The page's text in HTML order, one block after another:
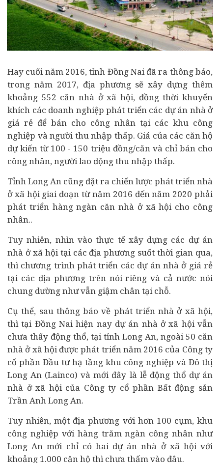
Hay cuối năm 2016, tỉnh Đồng Nai đã ra thông báo,
trong năm 2017, địa phương sẽ xây dựng thêm
khoảng 552 căn nhà ở xã hội, đồng thời khuyến
khích các doanh nghiệp phát triển các dự án nhà ở
giá rẻ để bán cho công nhân tại các khu công
nghiệp và người thu nhập thấp. Giá của các căn hộ
dự kiến từ 100 - 150 triệu đồng/căn và chỉ bán cho
công nhân, người lao động thu nhập thấp.
Tỉnh Long An cũng đặt ra chiến lược phát triển nhà
ở xã hội giai đoạn từ năm 2016 đến năm 2020 phải
phát triển hàng ngàn căn nhà ở xã hội cho công
nhân..
Tuy nhiên, nhìn vào thực tế xây dựng các dự án
nhà ở xã hội tại các địa phương suốt thời gian qua,
thì chương trình phát triển các dự án nhà ở giá rẻ
tại các địa phương trên nói riêng và cả nước nói
chung dường như vẫn giậm chân tại chỗ.
Cụ thể, sau thông báo về phát triển nhà ở xã hội,
thì tại Đồng Nai hiện nay dự án nhà ở xã hội vẫn
chưa thấy động thổ, tại tỉnh Long An, ngoài 50 căn
nhà ở xã hội được phát triển năm 2016 của Công ty
cổ phần Đầu tư hạ tầng khu công nghiệp và Đô thị
Long An (Lainco) và mới đây là lễ động thổ dự án
nhà ở xã hội của Công ty cổ phần Bất động sản
Trần Anh Long An.
Tuy nhiên, một địa phương với hơn 100 cụm, khu
công nghiệp với hàng trăm ngàn công nhân như
Long An mới chỉ có hai dự án nhà ở xã hội với
khoảng 1.000 căn hộ thì chưa thấm vào đâu.